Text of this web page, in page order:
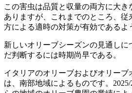
この害虫は品質と収量の両方に大
ありますが、これまでのところ、従
方による適時の対策が有効であるよ
新しいオリーブシーズンの見通しに
だ判断するには時期尚早である。
イタリアのオリーブおよびオリーブ
は、南部地域によるものです。